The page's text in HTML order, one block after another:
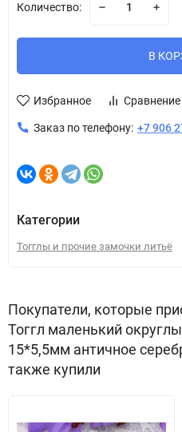
Количество:
В
Избранное Сравнение
Заказ по телефону: +7 906
Категории
Тогглы и прочие замочки литьё
Покупатели, которые
Тоггл маленький
15*5,5мм античное
также купили